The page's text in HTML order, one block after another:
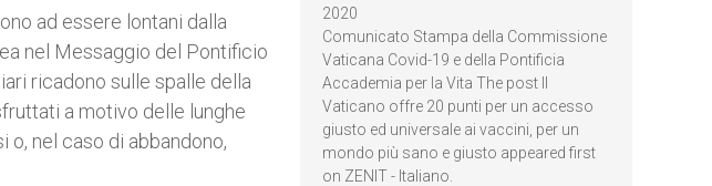
ad essere lontani dalla
nel Messaggio del Pontificio
ricadono sulle spalle della
a motivo delle lunghe
nel caso di abbandono,
2020
Comunicato Stampa della Commissione
Vaticana Covid-19 e della Pontificia
Accademia per la Vita The post Il
Vaticano offre 20 punti per un accesso
giusto ed universale ai vaccini, per un
mondo più sano e giusto appeared first
on ZENIT - Italiano.